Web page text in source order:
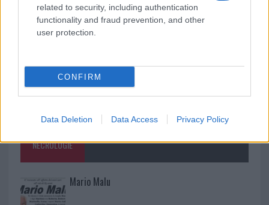
related to security, including authentication
functionality and fraud prevention, and other
user protection.
CONFIRM
Data Deletion Data Access Privacy Policy
NECROLOGIE
Mario Malu